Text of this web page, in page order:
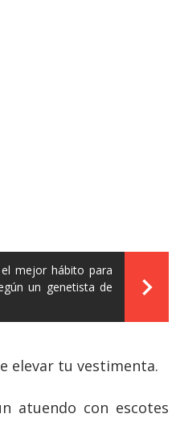
el mejor hábito para
un genetista de
elevar tu vestimenta.
atuendo con escotes